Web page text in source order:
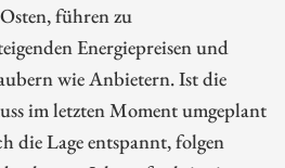
führen zu
Energiepreisen und
wie Anbietern. Ist die
im letzten Moment umgeplant
die Lage entspannt, folgen